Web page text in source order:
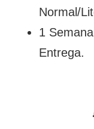
Normal/
1
Entrega.